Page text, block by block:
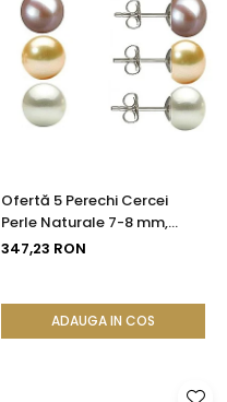
Ofertă 5 Perechi Cercei
Perle Naturale 7-8 mm,
Argint 925 - Alb, Crem,
347,23 RON
ADAUGA IN COS